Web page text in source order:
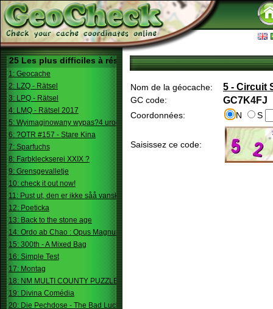
25 Les plus difficiles à résoudre
1: Geocache
2: LZQ - Rätsel
3: LPQ - Rätsel
4: LMQ - Rätsel 2017
5: Wyimaginowany wypas?4 urodziny
6: ?OTR #157 - Stare Kina
7: Sparfuchs
8: Farbkleckserei XXIX ?
9: Grensgevalletje
10: check it out now!
11: Pust ut, den er ikke såå vanskelig.
12: Poeticka
13: Back to the stone age
14: Ordo ab Chao : Opus Magnum
15: 300th - A Mixed Bag
16: Simple Test
17: Montag
18: NM MULTI COUNTY PUZZLE
19: Divina Comédia
20: Die Pechdose - The Bad Luck Box
Nom de la géocache: 5 - Circuit
GC code: GC7K4FJ
Coordonnées: N S
Saisissez ce code: